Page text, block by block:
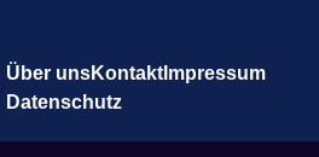
Über unsKontaktImpressum
Datenschutz